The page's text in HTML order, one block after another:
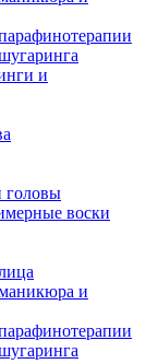
и
головы
воски
и